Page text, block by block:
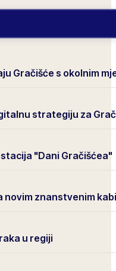
Gračišće s okolnim
strategiju za
"Dani Gračišćea"
novim znanstvenim
u regiji